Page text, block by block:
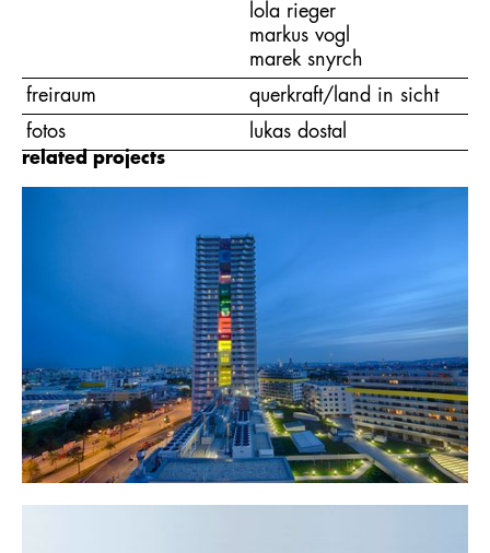
lola rieger
markus vogl
marek snyrch
freiraum
querkraft/land in sicht
fotos
lukas dostal
related projects